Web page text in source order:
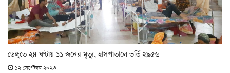
ডেঙ্গুতে ২৪ ঘণ্টায় ১১ জনের মৃত্যু, হাসপাতালে ভর্তি ২৯৫৬
১২ সেপ্টেম্বর ২০২৩